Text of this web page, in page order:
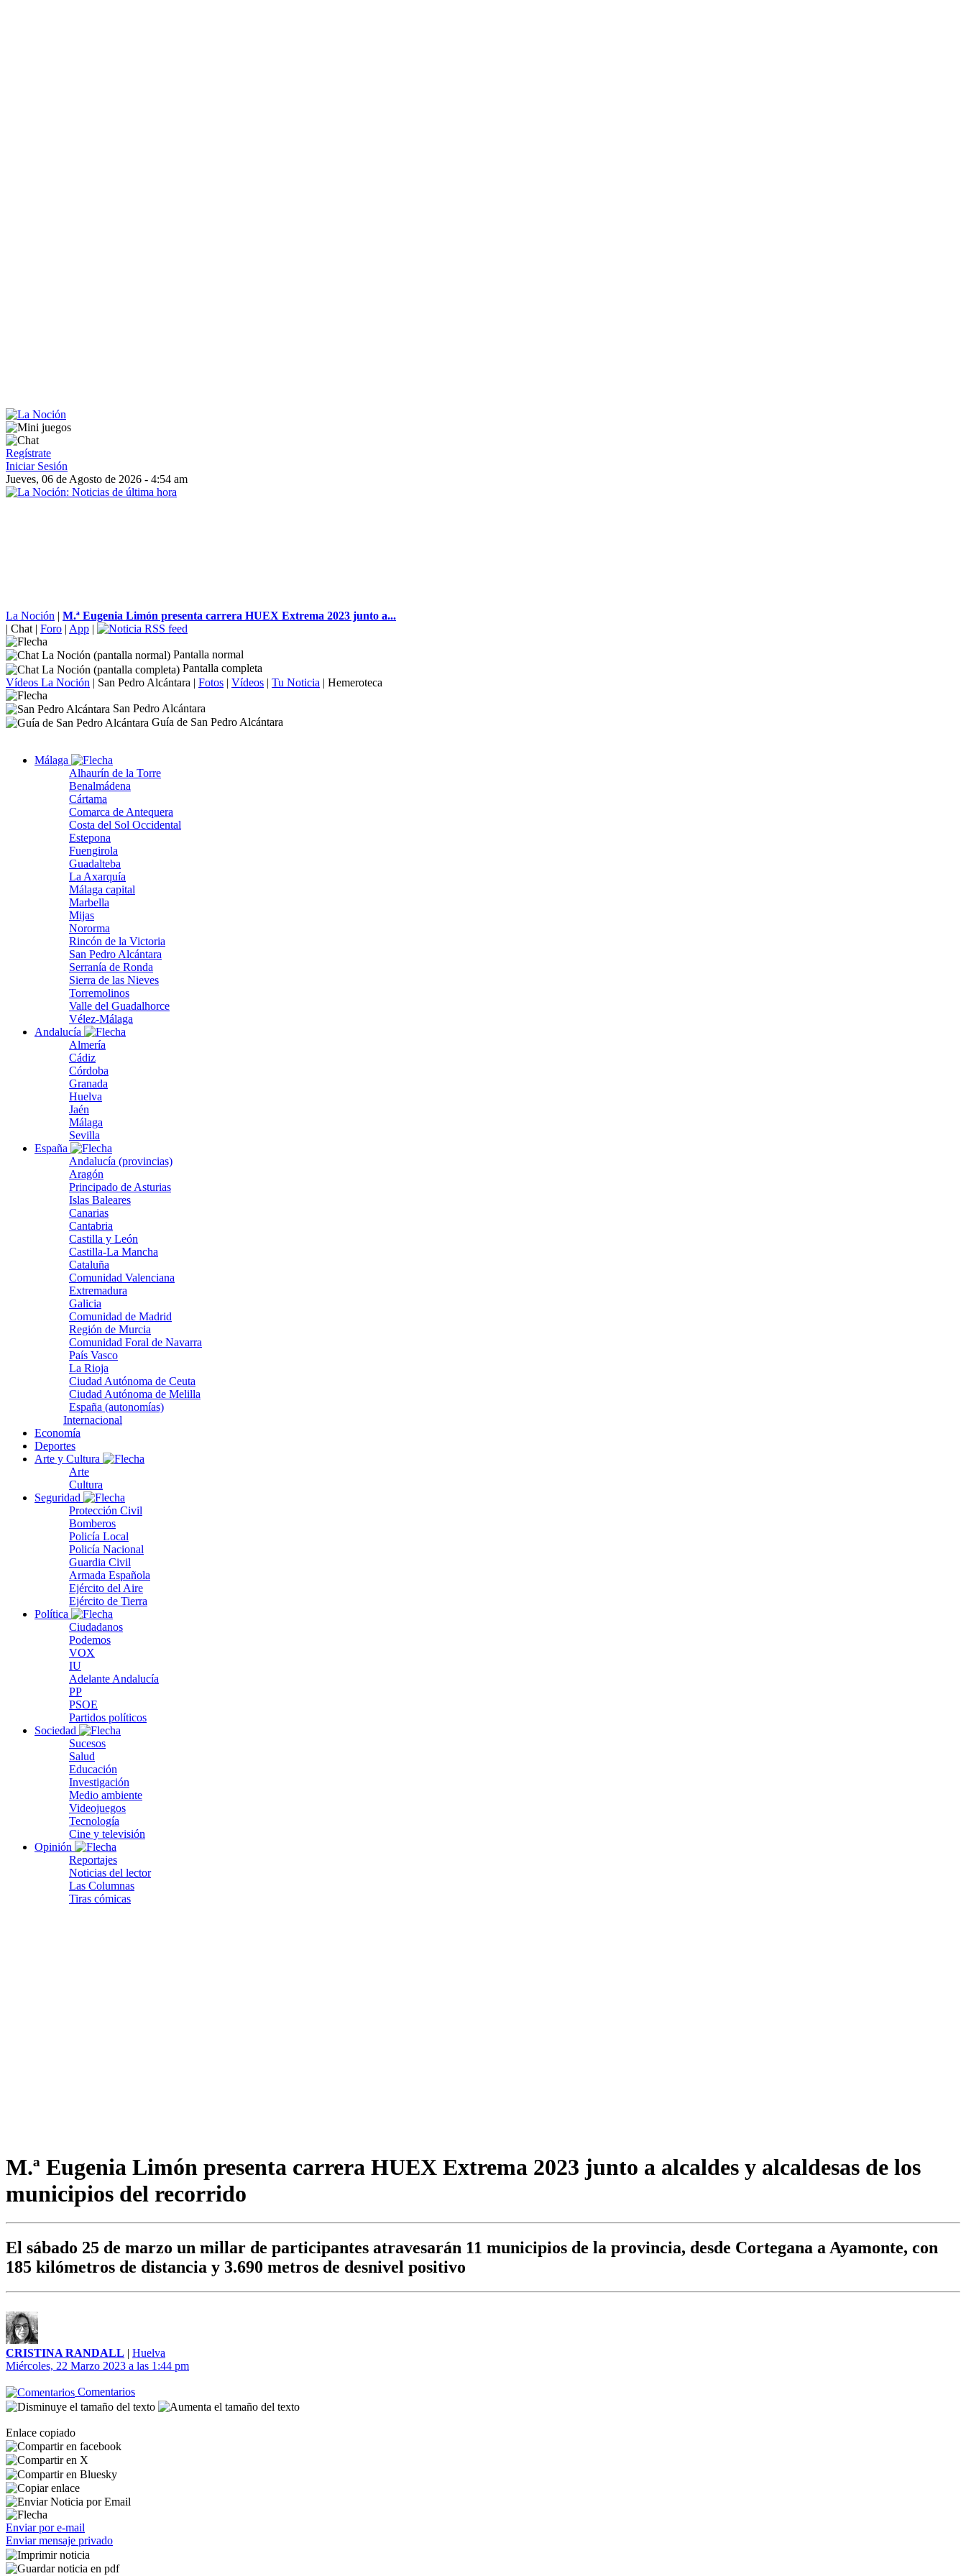
Regístrate
Iniciar Sesión
Jueves, 06 de Agosto de 2026 - 4:54 am
La Noción | M.ª Eugenia Limón presenta carrera HUEX Extrema 2023 junto a...
| Chat | Foro | App |
Pantalla normal
Pantalla completa
Vídeos La Noción | San Pedro Alcántara | Fotos | Vídeos | Tu Noticia | Hemeroteca
San Pedro Alcántara
Guía de San Pedro Alcántara
Málaga
Alhaurín de la Torre
Benalmádena
Cártama
Comarca de Antequera
Costa del Sol Occidental
Estepona
Fuengirola
Guadalteba
La Axarquía
Málaga capital
Marbella
Mijas
Nororma
Rincón de la Victoria
San Pedro Alcántara
Serranía de Ronda
Sierra de las Nieves
Torremolinos
Valle del Guadalhorce
Vélez-Málaga
Andalucía
Almería
Cádiz
Córdoba
Granada
Huelva
Jaén
Málaga
Sevilla
España
Andalucía (provincias)
Aragón
Principado de Asturias
Islas Baleares
Canarias
Cantabria
Castilla y León
Castilla-La Mancha
Cataluña
Comunidad Valenciana
Extremadura
Galicia
Comunidad de Madrid
Región de Murcia
Comunidad Foral de Navarra
País Vasco
La Rioja
Ciudad Autónoma de Ceuta
Ciudad Autónoma de Melilla
España (autonomías)
Internacional
Economía
Deportes
Arte y Cultura
Arte
Cultura
Seguridad
Protección Civil
Bomberos
Policía Local
Policía Nacional
Guardia Civil
Armada Española
Ejército del Aire
Ejército de Tierra
Política
Ciudadanos
Podemos
VOX
IU
Adelante Andalucía
PP
PSOE
Partidos políticos
Sociedad
Sucesos
Salud
Educación
Investigación
Medio ambiente
Videojuegos
Tecnología
Cine y televisión
Opinión
Reportajes
Noticias del lector
Las Columnas
Tiras cómicas
M.ª Eugenia Limón presenta carrera HUEX Extrema 2023 junto a alcaldes y alcaldesas de los
municipios del recorrido
El sábado 25 de marzo un millar de participantes atravesarán 11 municipios de la provincia, desde Cortegana a Ayamonte, con
185 kilómetros de distancia y 3.690 metros de desnivel positivo
CRISTINA RANDALL | Huelva
Miércoles, 22 Marzo 2023 a las 1:44 pm
Comentarios
Enlace copiado
Enviar por e-mail
Enviar mensaje privado